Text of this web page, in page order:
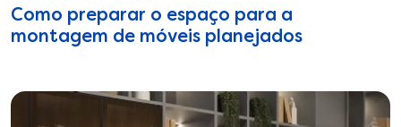
Como preparar o espaço para a
montagem de móveis planejados